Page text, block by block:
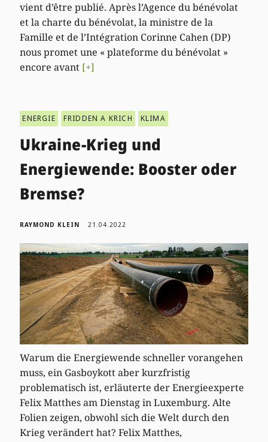
vient d’être publié. Après l’Agence du bénévolat
et la charte du bénévolat, la ministre de la
Famille et de l’Intégration Corinne Cahen (DP)
nous promet une « plateforme du bénévolat »
encore avant [+]
ENERGIE FRIDDEN A KRICH KLIMA
Ukraine-Krieg und
Energiewende: Booster oder
Bremse?
RAYMOND KLEIN 21.04.2022
Warum die Energiewende schneller vorangehen
muss, ein Gasboykott aber kurzfristig
problematisch ist, erläuterte der Energieexperte
Felix Matthes am Dienstag in Luxemburg. Alte
Folien zeigen, obwohl sich die Welt durch den
Krieg verändert hat? Felix Matthes,